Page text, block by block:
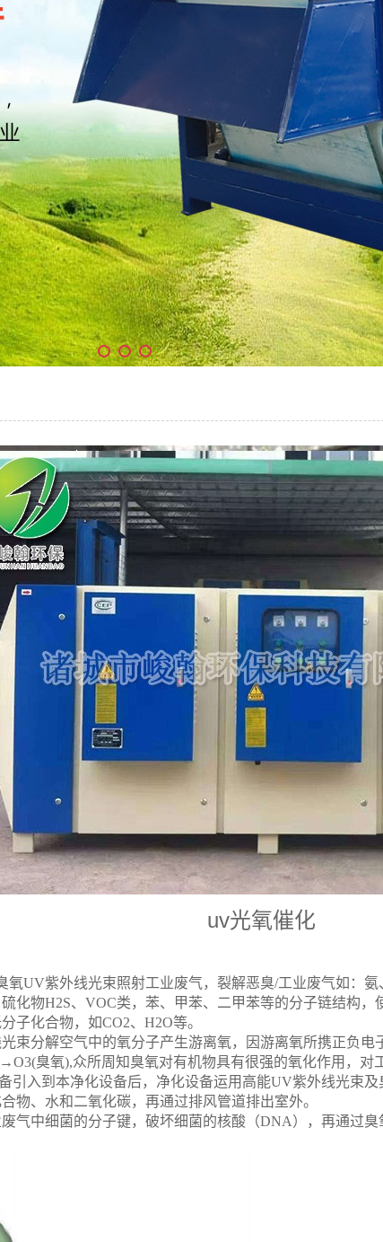
uv光氧催化
氧UV紫外线光束照射工业废气，裂解恶臭/工业废气如：
化物H2S、VOC类，苯、甲苯、二甲苯等的分子链结构
子化合物，如CO2、H2O等。
束分解空气中的氧分子产生游离氧，因游离氧所携正负
臭氧),众所周知臭氧对有机物具有很强的氧化作用，对
引入到本净化设备后，净化设备运用高能UV紫外线光束
物、水和二氧化碳，再通过排风管道排出室外。
气中细菌的分子键，破坏细菌的核酸（DNA），再通过臭